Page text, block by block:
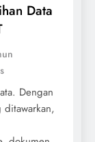
Data
Dengan